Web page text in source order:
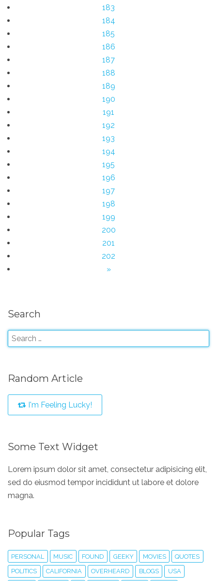
183
184
185
186
187
188
189
190
191
192
193
194
195
196
197
198
199
200
201
202
»
Search
Random Article
I'm Feeling Lucky!
Some Text Widget
Lorem ipsum dolor sit amet, consectetur adipisicing elit,
sed do eiusmod tempor incididunt ut labore et dolore
magna.
Popular Tags
PERSONAL MUSIC FOUND GEEKY MOVIES QUOTES
POLITICS CALIFORNIA OVERHEARD BLOGS USA